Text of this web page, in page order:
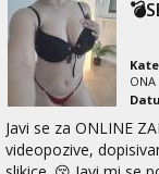
Anđela
Čekam
tel:0,93€
ONA
Javi se za ONLINE
videopozive,